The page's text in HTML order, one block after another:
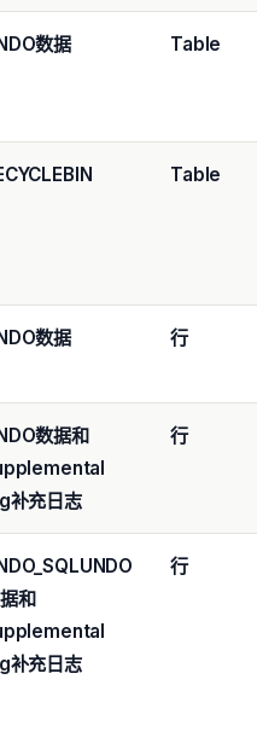
数据 Table
Table
数据 行
数据和
补充日志
行
UNDO
和
补充日志
行